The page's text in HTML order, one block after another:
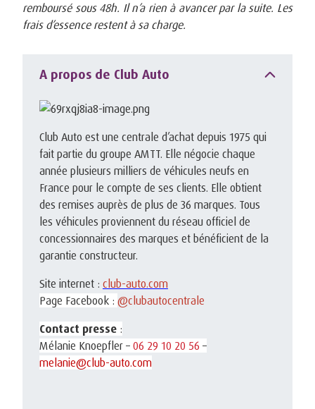
remboursé sous 48h. Il n’a rien à avancer par la suite. Les
frais d’essence restent à sa charge.
A propos de Club Auto
Club Auto est une centrale d’achat depuis 1975 qui
fait partie du groupe AMTT. Elle négocie chaque
année plusieurs milliers de véhicules neufs en
France pour le compte de ses clients. Elle obtient
des remises auprès de plus de 36 marques. Tous
les véhicules proviennent du réseau officiel de
concessionnaires des marques et bénéficient de la
garantie constructeur.
Site internet : club-auto.com
Page Facebook : @clubautocentrale
Contact presse :
Mélanie Knoepfler – 06 29 10 20 56 –
melanie@club-auto.com